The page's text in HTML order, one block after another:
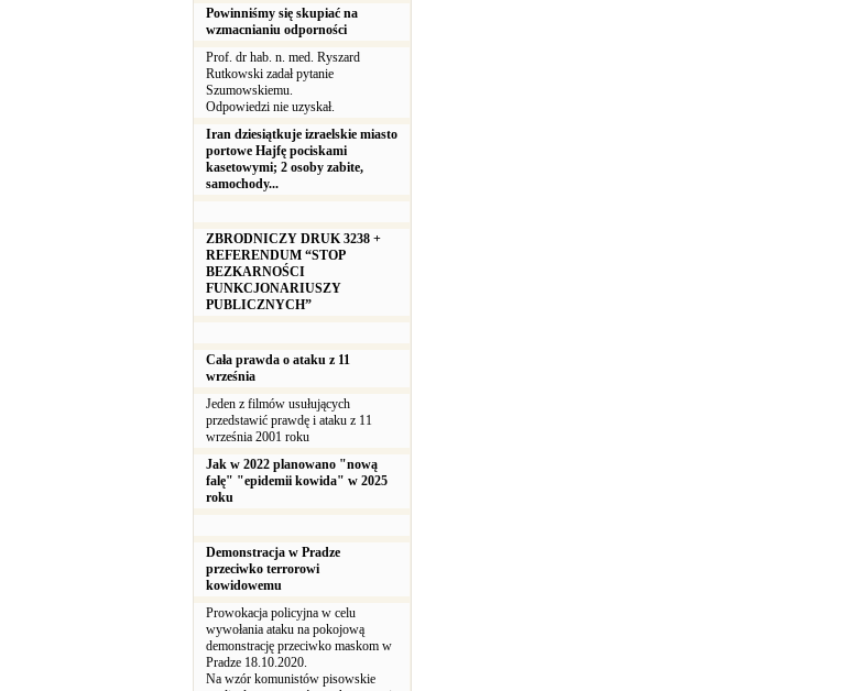
Powinniśmy się skupiać na
wzmacnianiu odporności
Prof. dr hab. n. med. Ryszard
Rutkowski zadał pytanie
Szumowskiemu.
Odpowiedzi nie uzyskał.
Iran dziesiątkuje izraelskie miasto
portowe Hajfę pociskami
kasetowymi; 2 osoby zabite,
samochody...
ZBRODNICZY DRUK 3238 +
REFERENDUM “STOP
BEZKARNOŚCI
FUNKCJONARIUSZY
PUBLICZNYCH”
Cała prawda o ataku z 11
września
Jeden z filmów usułujących
przedstawić prawdę i ataku z 11
września 2001 roku
Jak w 2022 planowano "nową
falę" "epidemii kowida" w 2025
roku
Demonstracja w Pradze
przeciwko terrorowi
kowidowemu
Prowokacja policyjna w celu
wywołania ataku na pokojową
demonstrację przeciwko maskom w
Pradze 18.10.2020.
Na wzór komunistów pisowskie